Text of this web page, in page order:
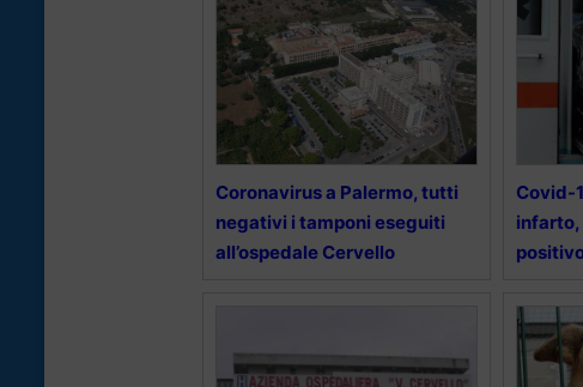
Coronavirus a Palermo, tutti
negativi i tamponi eseguiti
all’ospedale Cervello
Covid-